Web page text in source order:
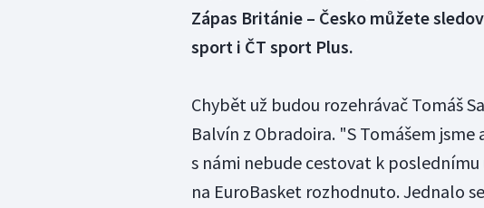
Zápas Británie – Česko můžete
sport i ČT sport Plus.
Chybět už budou rozehrávač Tomáš
Balvín z Obradoira. "S Tomášem
s námi nebude cestovat k
na EuroBasket rozhodnuto. Jednalo